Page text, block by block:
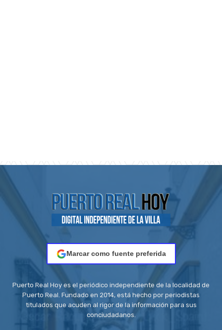
Marcar como fuente preferida
Puerto Real Hoy es el periódico independiente de la localidad de
Puerto Real. Fundado en 2014, está hecho por periodistas
titulados que acuden al rigor de la información para sus
conciudadanos.